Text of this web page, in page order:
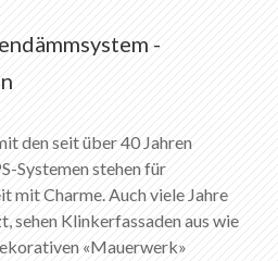
-
den seit über 40 Jahren
Systemen stehen für
mit Charme. Auch viele Jahre
sehen Klinkerfassaden aus wie
«Mauerwerk»